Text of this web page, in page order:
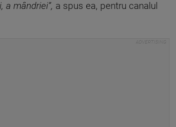
a mândriei”, a spus ea, pentru canalul